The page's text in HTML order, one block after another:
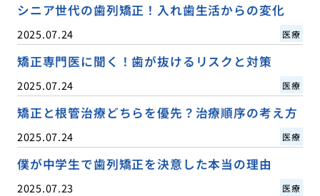
シニア世代の歯列矯正！入れ歯生活からの変化
2025.07.24 医療
矯正専門医に聞く！歯が抜けるリスクと対策
2025.07.24 医療
矯正と根管治療どちらを優先？治療順序の考え方
2025.07.24 医療
僕が中学生で歯列矯正を決意した本当の理由
2025.07.23 医療